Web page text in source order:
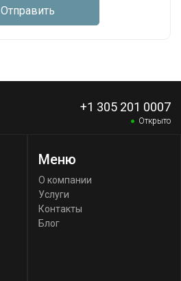
Отправить
+1 305 201 0007
Открыто
Меню
О компании
Услуги
Контакты
Блог